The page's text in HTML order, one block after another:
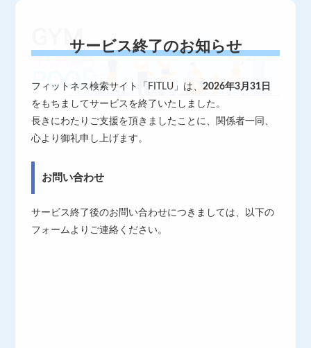
サービス終了のお知らせ
フィットネス検索サイト「FITLU」は、 2026年3月31日
をもちましてサービスを終了いたしました。
長きにわたりご支援を頂きましたことに、関係者一同、
心より御礼申し上げます。
お問い合わせ
サービス終了後のお問い合わせにつきましては、以下の
フォームよりご連絡ください。